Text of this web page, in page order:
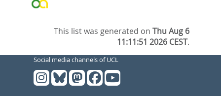
This list was generated onThu Aug 6
11:11:51 2026 CEST.
Social media channels of UCL